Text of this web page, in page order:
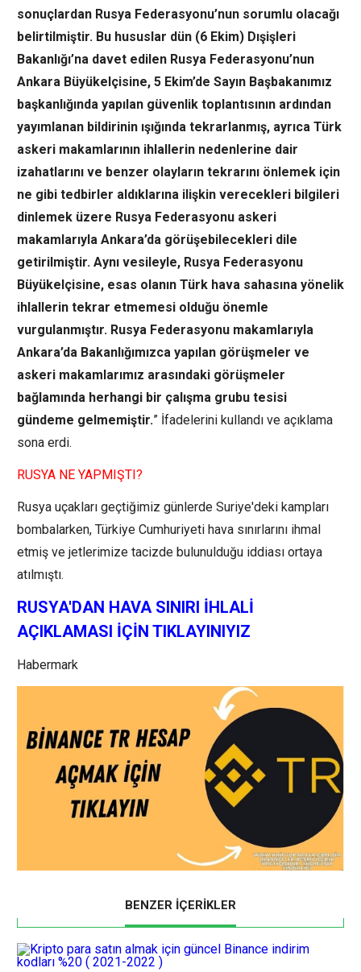
sonuçlardan Rusya Federasyonu’nun sorumlu olacağı
belirtilmiştir. Bu hususlar dün (6 Ekim) Dışişleri
Bakanlığı’na davet edilen Rusya Federasyonu’nun
Ankara Büyükelçisine, 5 Ekim’de Sayın Başbakanımız
başkanlığında yapılan güvenlik toplantısının ardından
yayımlanan bildirinin ışığında tekrarlanmış,‎ ayrıca Türk
askeri makamlarının ihlallerin nedenlerine dair
izahatlarını ve benzer olayların tekrarını önlemek için
ne gibi tedbirler aldıklarına ilişkin verecekleri bilgileri
dinlemek üzere Rusya Federasyonu askeri
makamlarıyla Ankara’da görüşebilecekleri dile
getirilmiştir. Aynı vesileyle, Rusya Federasyonu
Büyükelçisine, esas olanın Türk hava sahasına yönelik
ihlallerin tekrar etmemesi olduğu önemle
vurgulanmıştır. Rusya Federasyonu makamlarıyla
Ankara’da Bakanlığımızca yapılan görüşmeler ve
askeri makamlarımız arasındaki görüşmeler
bağlamında herhangi bir çalışma grubu tesisi
gündeme gelmemiştir.” İfadelerini kullandı ve açıklama
sona erdi.
RUSYA NE YAPMIŞTI?
Rusya uçakları geçtiğimiz günlerde Suriye'deki kampları
bombalarken, Türkiye Cumhuriyeti hava sınırlarını ihmal
etmiş ve jetlerimize tacizde bulunulduğu iddiası ortaya
atılmıştı.
RUSYA'DAN HAVA SINIRI İHLALİ
AÇIKLAMASI İÇİN TIKLAYINIYIZ
Habermark
BENZER İÇERİKLER